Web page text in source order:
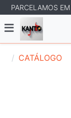
PARCELAMOS
CATÁLOGO